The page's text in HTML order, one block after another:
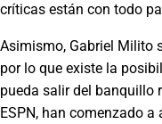
críticas están con todo
Asimismo, Gabriel Milito
por lo que existe la
pueda salir del banquillo
ESPN, han comenzado